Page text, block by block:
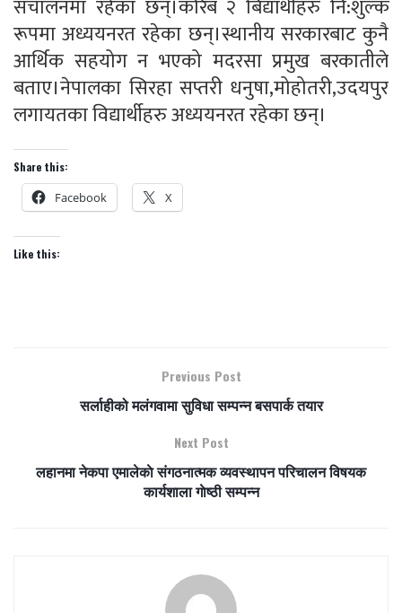
संचालनमा रहेका छन्।करिब २ बिद्यार्थीहरु नि:शुल्क
रूपमा अध्ययनरत रहेका छन्।स्थानीय सरकारबाट कुनै
आर्थिक सहयोग न भएको मदरसा प्रमुख बरकातीले
बताए।नेपालका सिरहा सप्तरी धनुषा,मोहोतरी,उदयपुर
लगायतका विद्यार्थीहरु अध्ययनरत रहेका छन्।
Share this:
Facebook X
Like this:
Previous Post
सर्लाहीको मलंगवामा सुविधा सम्पन्न बसपार्क तयार
Next Post
लहानमा नेकपा एमालेकाे संगठनात्मक व्यवस्थापन परिचालन विषयक
कार्यशाला गाेष्ठी सम्पन्न